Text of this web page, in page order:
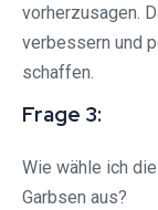
vorherzusagen.
verbessern und
schaffen.
Frage 3:
Wie wähle ich
Garbsen aus?